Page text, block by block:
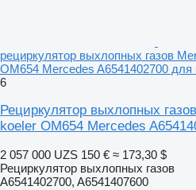
рециркулятор выхлопных газов
OM654 Mercedes A6541402700 для
6
Рециркулятор выхлопных
koeler OM654 Mercedes
2 057 000 UZS 150 € ≈ 173,30 $
Рециркулятор выхлопных газов
A6541402700, A6541407600